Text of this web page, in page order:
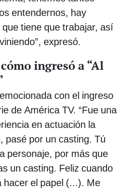
entendernos, hay
tiene que trabajar, así
expresó.
ingresó a “Al
con el ingreso
de América TV. “Fue una
en actuación la
pasé por un casting. Tú
personaje, por más que
un casting. Feliz cuando
hacer el papel (...). Me